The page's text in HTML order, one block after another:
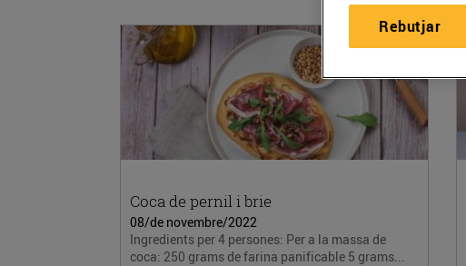
Coca de pernil i brie
08/de novembre/2022
Ingredients per 4 persones: Per a la massa de
coca: 250 grams de farina panificable 5 grams...
Rebutjar